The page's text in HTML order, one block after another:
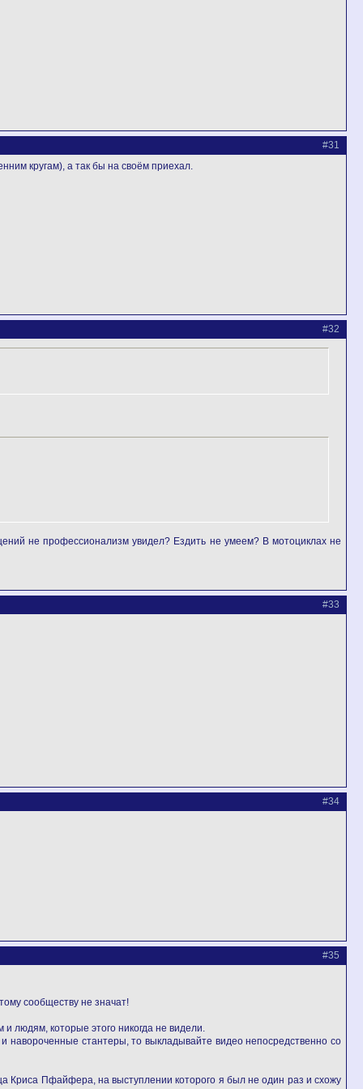
#31
кругам), а так бы на своём приехал.
#32
не профессионализм увидел? Ездить не умеем? В мотоциклах не
#33
#34
#35
сообществу не значат!
людям, которые этого никогда не видели.
навороченные стантеры, то выкладывайте видео непосредственно со
Криса Пфайфера, на выступлении которого я был не один раз и схожу